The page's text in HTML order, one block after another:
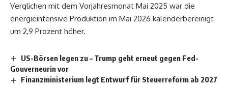
Verglichen mit dem Vorjahresmonat Mai 2025 war die
energieintensive Produktion im Mai 2026 kalenderbereinigt
um 2,9 Prozent höher.
US-Börsen legen zu – Trump geht erneut gegen Fed-
Gouverneurin vor
Finanzministerium legt Entwurf für Steuerreform ab 2027